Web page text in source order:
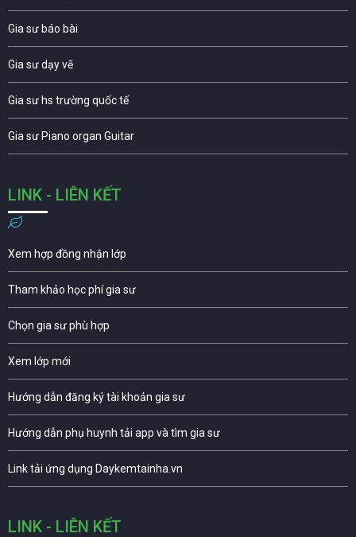
Gia sư báo bài
Gia sư dạy vẽ
Gia sư hs trường quốc tế
Gia sư Piano organ Guitar
LINK - LIÊN KẾT
Xem hợp đồng nhận lớp
Tham khảo học phí gia sư
Chọn gia sư phù hợp
Xem lớp mới
Hướng dẫn đăng ký tài khoản gia sư
Hướng dẫn phụ huynh tải app và tìm gia sư
Link tải ứng dụng Daykemtainha.vn
LINK - LIÊN KẾT